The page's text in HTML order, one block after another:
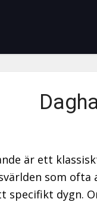
är ett
som ofta
specifikt dygn.